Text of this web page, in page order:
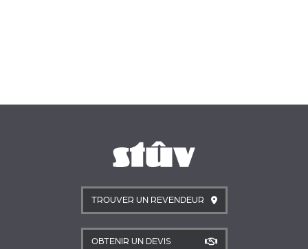
TROUVER UN REVENDEUR
OBTENIR UN DEVIS